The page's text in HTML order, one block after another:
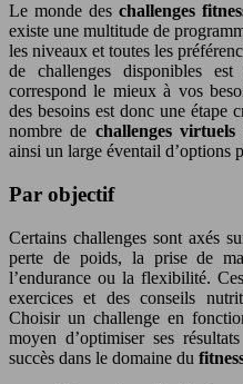
Le monde des challenges
existe une multitude de
les niveaux et toutes les
de challenges disponibles
correspond le mieux à vos
des besoins est donc une étape
nombre de challenges virtuels
ainsi un large éventail d’options
Par objectif
Certains challenges sont axés
perte de poids, la prise de
l’endurance ou la flexibilité.
exercices et des conseils
Choisir un challenge en
moyen d’optimiser ses
succès dans le domaine du